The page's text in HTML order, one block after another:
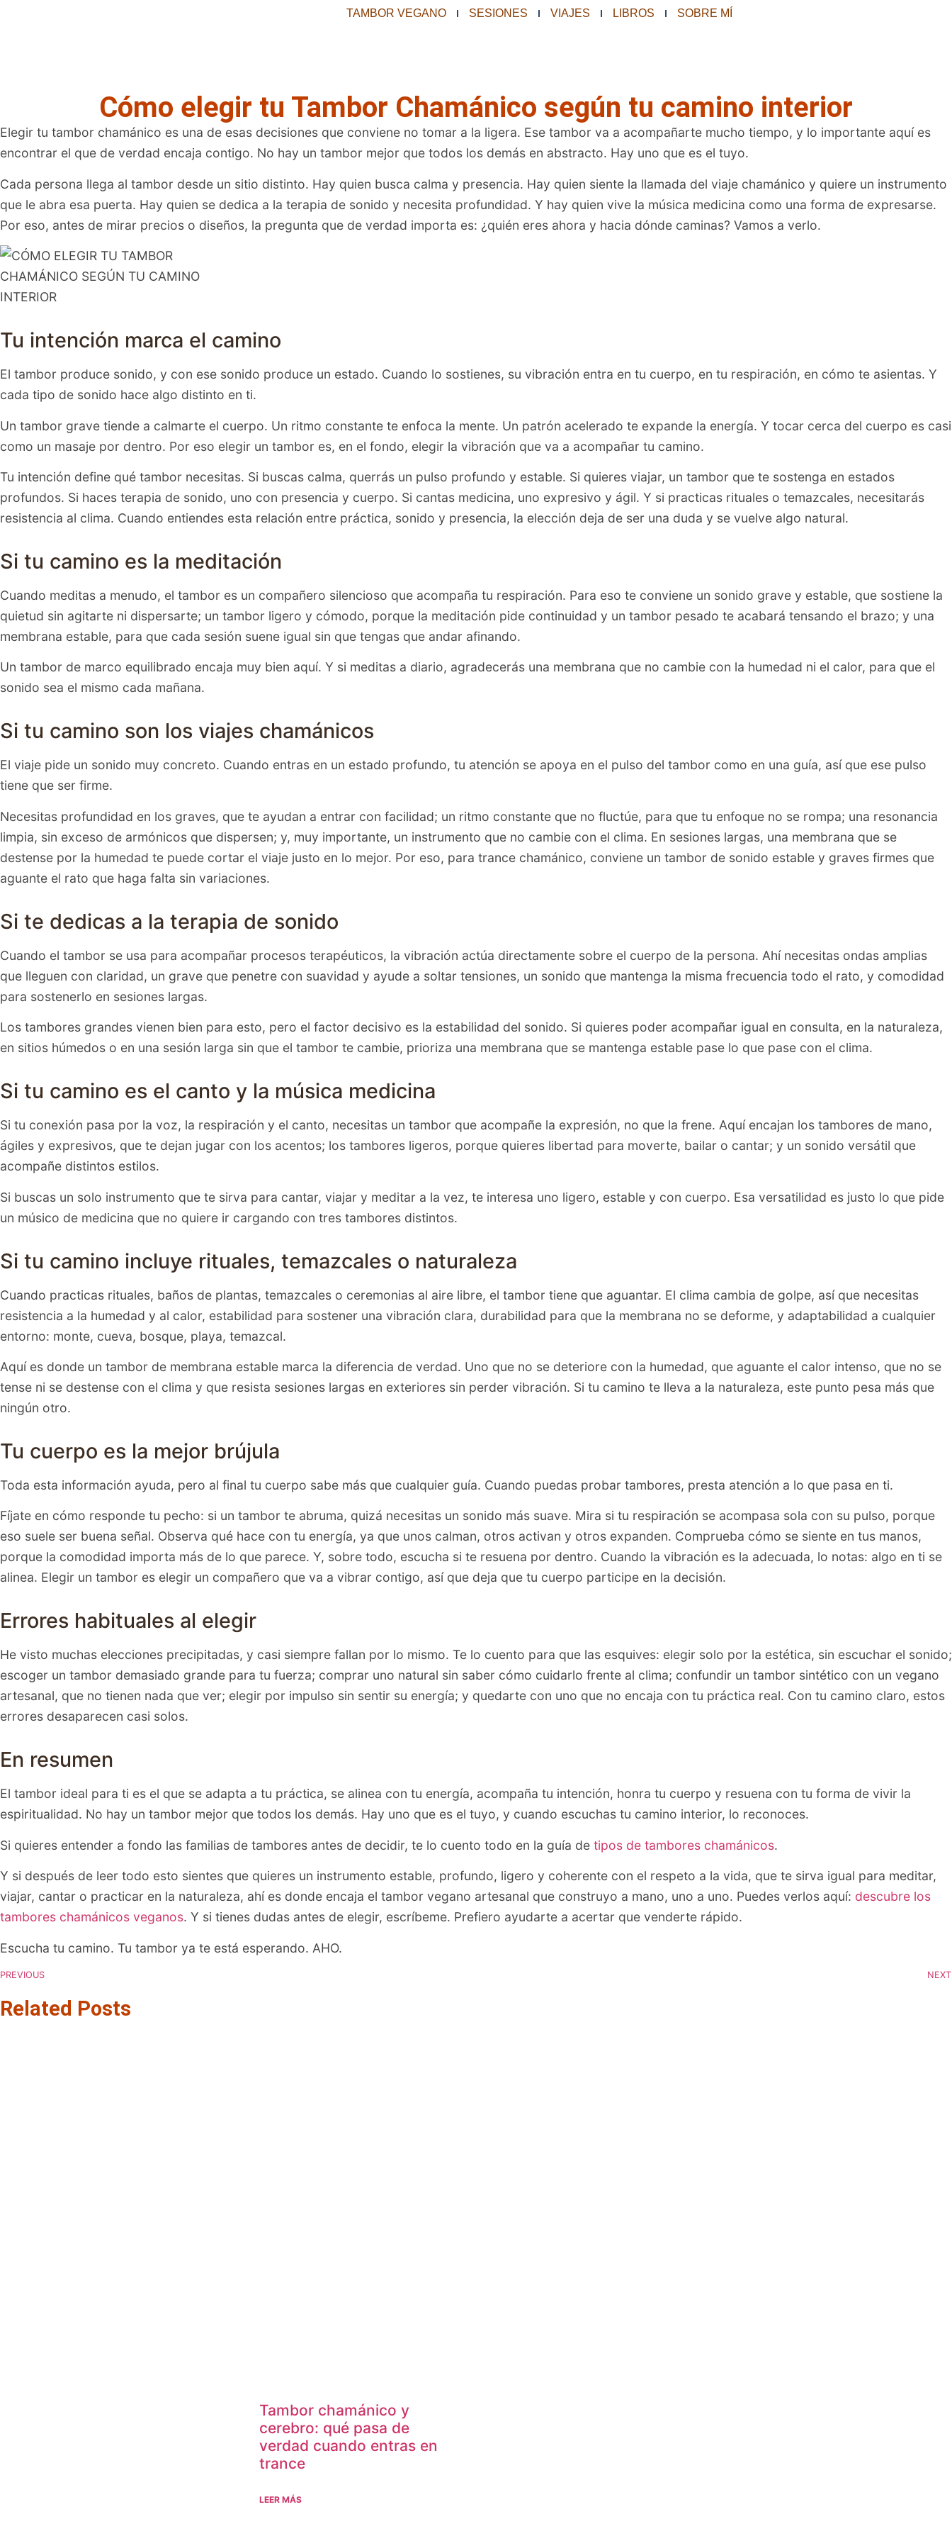
TAMBOR VEGANO SESIONES VIAJES LIBROS SOBRE MÍ
Cómo elegir tu Tambor Chamánico según tu camino interior
Elegir tu tambor chamánico es una de esas decisiones que conviene no tomar a la ligera. Ese tambor va a acompañarte mucho tiempo, y lo importante aquí es
encontrar el que de verdad encaja contigo. No hay un tambor mejor que todos los demás en abstracto. Hay uno que es el tuyo.
Cada persona llega al tambor desde un sitio distinto. Hay quien busca calma y presencia. Hay quien siente la llamada del viaje chamánico y quiere un instrumento
que le abra esa puerta. Hay quien se dedica a la terapia de sonido y necesita profundidad. Y hay quien vive la música medicina como una forma de expresarse.
Por eso, antes de mirar precios o diseños, la pregunta que de verdad importa es: ¿quién eres ahora y hacia dónde caminas? Vamos a verlo.
Tu intención marca el camino
El tambor produce sonido, y con ese sonido produce un estado. Cuando lo sostienes, su vibración entra en tu cuerpo, en tu respiración, en cómo te asientas. Y
cada tipo de sonido hace algo distinto en ti.
Un tambor grave tiende a calmarte el cuerpo. Un ritmo constante te enfoca la mente. Un patrón acelerado te expande la energía. Y tocar cerca del cuerpo es casi
como un masaje por dentro. Por eso elegir un tambor es, en el fondo, elegir la vibración que va a acompañar tu camino.
Tu intención define qué tambor necesitas. Si buscas calma, querrás un pulso profundo y estable. Si quieres viajar, un tambor que te sostenga en estados
profundos. Si haces terapia de sonido, uno con presencia y cuerpo. Si cantas medicina, uno expresivo y ágil. Y si practicas rituales o temazcales, necesitarás
resistencia al clima. Cuando entiendes esta relación entre práctica, sonido y presencia, la elección deja de ser una duda y se vuelve algo natural.
Si tu camino es la meditación
Cuando meditas a menudo, el tambor es un compañero silencioso que acompaña tu respiración. Para eso te conviene un sonido grave y estable, que sostiene la
quietud sin agitarte ni dispersarte; un tambor ligero y cómodo, porque la meditación pide continuidad y un tambor pesado te acabará tensando el brazo; y una
membrana estable, para que cada sesión suene igual sin que tengas que andar afinando.
Un tambor de marco equilibrado encaja muy bien aquí. Y si meditas a diario, agradecerás una membrana que no cambie con la humedad ni el calor, para que el
sonido sea el mismo cada mañana.
Si tu camino son los viajes chamánicos
El viaje pide un sonido muy concreto. Cuando entras en un estado profundo, tu atención se apoya en el pulso del tambor como en una guía, así que ese pulso
tiene que ser firme.
Necesitas profundidad en los graves, que te ayudan a entrar con facilidad; un ritmo constante que no fluctúe, para que tu enfoque no se rompa; una resonancia
limpia, sin exceso de armónicos que dispersen; y, muy importante, un instrumento que no cambie con el clima. En sesiones largas, una membrana que se
destense por la humedad te puede cortar el viaje justo en lo mejor. Por eso, para trance chamánico, conviene un tambor de sonido estable y graves firmes que
aguante el rato que haga falta sin variaciones.
Si te dedicas a la terapia de sonido
Cuando el tambor se usa para acompañar procesos terapéuticos, la vibración actúa directamente sobre el cuerpo de la persona. Ahí necesitas ondas amplias
que lleguen con claridad, un grave que penetre con suavidad y ayude a soltar tensiones, un sonido que mantenga la misma frecuencia todo el rato, y comodidad
para sostenerlo en sesiones largas.
Los tambores grandes vienen bien para esto, pero el factor decisivo es la estabilidad del sonido. Si quieres poder acompañar igual en consulta, en la naturaleza,
en sitios húmedos o en una sesión larga sin que el tambor te cambie, prioriza una membrana que se mantenga estable pase lo que pase con el clima.
Si tu camino es el canto y la música medicina
Si tu conexión pasa por la voz, la respiración y el canto, necesitas un tambor que acompañe la expresión, no que la frene. Aquí encajan los tambores de mano,
ágiles y expresivos, que te dejan jugar con los acentos; los tambores ligeros, porque quieres libertad para moverte, bailar o cantar; y un sonido versátil que
acompañe distintos estilos.
Si buscas un solo instrumento que te sirva para cantar, viajar y meditar a la vez, te interesa uno ligero, estable y con cuerpo. Esa versatilidad es justo lo que pide
un músico de medicina que no quiere ir cargando con tres tambores distintos.
Si tu camino incluye rituales, temazcales o naturaleza
Cuando practicas rituales, baños de plantas, temazcales o ceremonias al aire libre, el tambor tiene que aguantar. El clima cambia de golpe, así que necesitas
resistencia a la humedad y al calor, estabilidad para sostener una vibración clara, durabilidad para que la membrana no se deforme, y adaptabilidad a cualquier
entorno: monte, cueva, bosque, playa, temazcal.
Aquí es donde un tambor de membrana estable marca la diferencia de verdad. Uno que no se deteriore con la humedad, que aguante el calor intenso, que no se
tense ni se destense con el clima y que resista sesiones largas en exteriores sin perder vibración. Si tu camino te lleva a la naturaleza, este punto pesa más que
ningún otro.
Tu cuerpo es la mejor brújula
Toda esta información ayuda, pero al final tu cuerpo sabe más que cualquier guía. Cuando puedas probar tambores, presta atención a lo que pasa en ti.
Fíjate en cómo responde tu pecho: si un tambor te abruma, quizá necesitas un sonido más suave. Mira si tu respiración se acompasa sola con su pulso, porque
eso suele ser buena señal. Observa qué hace con tu energía, ya que unos calman, otros activan y otros expanden. Comprueba cómo se siente en tus manos,
porque la comodidad importa más de lo que parece. Y, sobre todo, escucha si te resuena por dentro. Cuando la vibración es la adecuada, lo notas: algo en ti se
alinea. Elegir un tambor es elegir un compañero que va a vibrar contigo, así que deja que tu cuerpo participe en la decisión.
Errores habituales al elegir
He visto muchas elecciones precipitadas, y casi siempre fallan por lo mismo. Te lo cuento para que las esquives: elegir solo por la estética, sin escuchar el sonido;
escoger un tambor demasiado grande para tu fuerza; comprar uno natural sin saber cómo cuidarlo frente al clima; confundir un tambor sintético con un vegano
artesanal, que no tienen nada que ver; elegir por impulso sin sentir su energía; y quedarte con uno que no encaja con tu práctica real. Con tu camino claro, estos
errores desaparecen casi solos.
En resumen
El tambor ideal para ti es el que se adapta a tu práctica, se alinea con tu energía, acompaña tu intención, honra tu cuerpo y resuena con tu forma de vivir la
espiritualidad. No hay un tambor mejor que todos los demás. Hay uno que es el tuyo, y cuando escuchas tu camino interior, lo reconoces.
Si quieres entender a fondo las familias de tambores antes de decidir, te lo cuento todo en la guía de tipos de tambores chamánicos.
Y si después de leer todo esto sientes que quieres un instrumento estable, profundo, ligero y coherente con el respeto a la vida, que te sirva igual para meditar,
viajar, cantar o practicar en la naturaleza, ahí es donde encaja el tambor vegano artesanal que construyo a mano, uno a uno. Puedes verlos aquí: descubre los
tambores chamánicos veganos. Y si tienes dudas antes de elegir, escríbeme. Prefiero ayudarte a acertar que venderte rápido.
Escucha tu camino. Tu tambor ya te está esperando. AHO.
PREVIOUS NEXT
Related Posts
Tambor chamánico y
cerebro: qué pasa de
verdad cuando entras en
trance
LEER MÁS